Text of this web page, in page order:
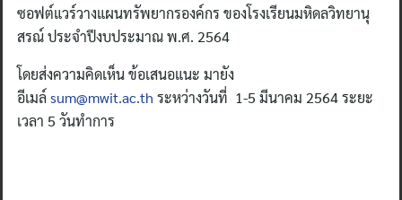
ซอฟต์แวร์วางแผนทรัพยากรองค์กร ของโรงเรียนมหิดลวิทยานุ
สรณ์ ประจำปีงบประมาณ พ.ศ. 2564
โดยส่งความคิดเห็น ข้อเสนอแนะ มายัง
อีเมล์ sum@mwit.ac.th ระหว่างวันที่ 1-5 มีนาคม 2564 ระยะ
เวลา 5 วันทำการ